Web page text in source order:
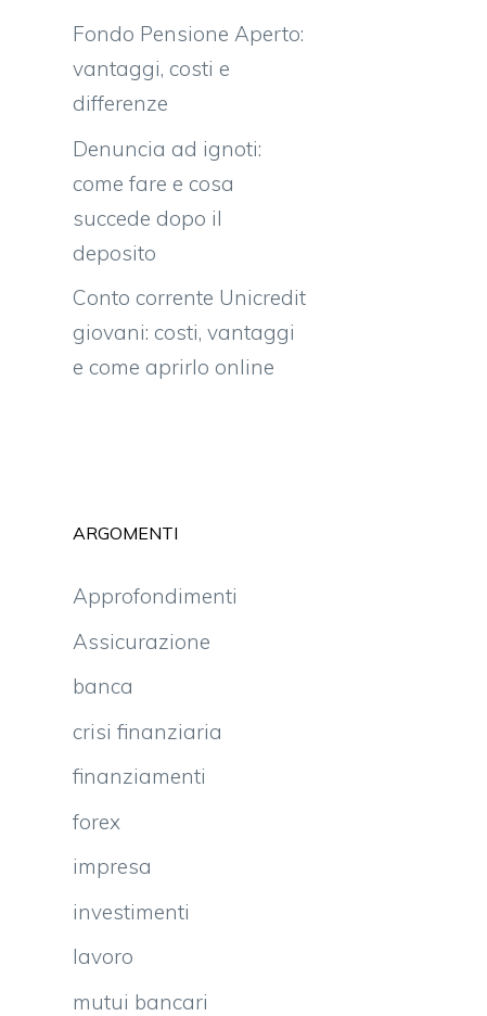
Fondo Pensione Aperto:
vantaggi, costi e
differenze
Denuncia ad ignoti:
come fare e cosa
succede dopo il
deposito
Conto corrente Unicredit
giovani: costi, vantaggi
e come aprirlo online
ARGOMENTI
Approfondimenti
Assicurazione
banca
crisi finanziaria
finanziamenti
forex
impresa
investimenti
lavoro
mutui bancari